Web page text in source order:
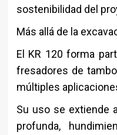
sostenibilidad del
Más allá de la
El KR 120 forma
fresadores de
múltiples
Su uso se extiende
profunda,